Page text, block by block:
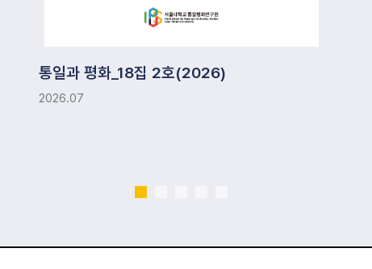
통일과 평화_18집 2호(2026)
2026.07